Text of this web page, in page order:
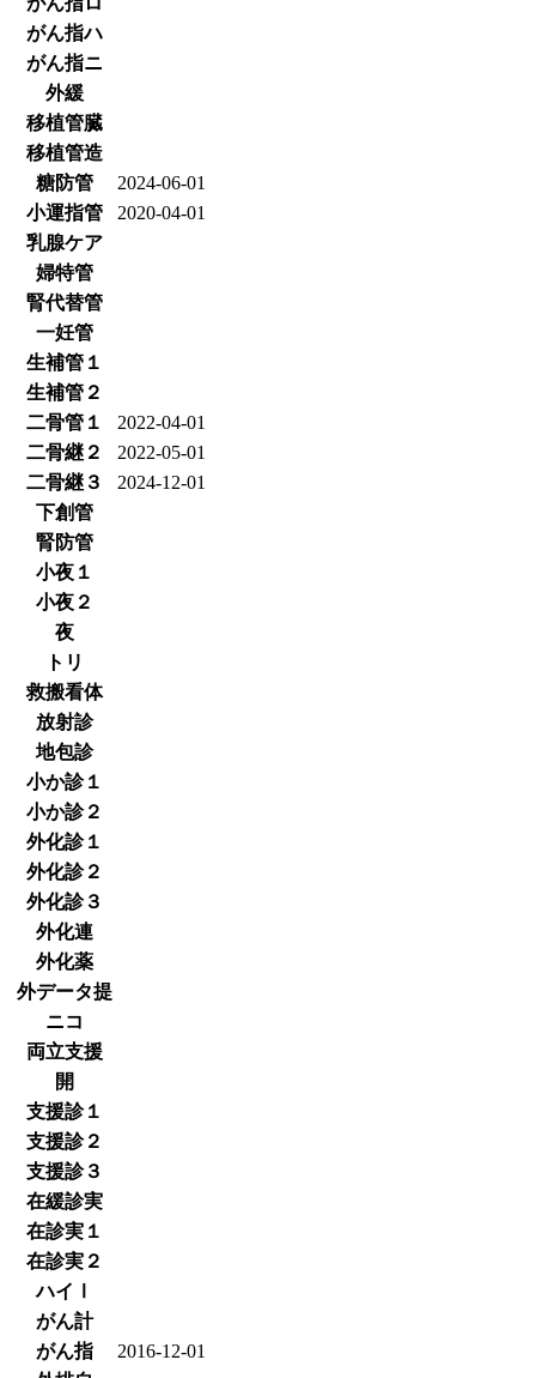
がん指ハ
がん指ニ
外緩
移植管臓
移植管造
糖防管
2024-06-01
小運指管
2020-04-01
乳腺ケア
婦特管
腎代替管
一妊管
生補管１
生補管２
二骨管１
2022-04-01
二骨継２
2022-05-01
二骨継３
2024-12-01
下創管
腎防管
小夜１
小夜２
夜
トリ
救搬看体
放射診
地包診
小か診１
小か診２
外化診１
外化診２
外化診３
外化連
外化薬
外データ提
ニコ
両立支援
開
支援診１
支援診２
支援診３
在緩診実
在診実１
在診実２
ハイⅠ
がん計
がん指
2016-12-01